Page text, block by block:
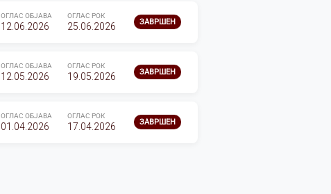
ОГЛАС ОБЈАВА
12.06.2026
ОГЛАС РОК
25.06.2026 ЗАВРШЕН
ОГЛАС ОБЈАВА
12.05.2026
ОГЛАС РОК
19.05.2026 ЗАВРШЕН
ОГЛАС ОБЈАВА
01.04.2026
ОГЛАС РОК
17.04.2026 ЗАВРШЕН